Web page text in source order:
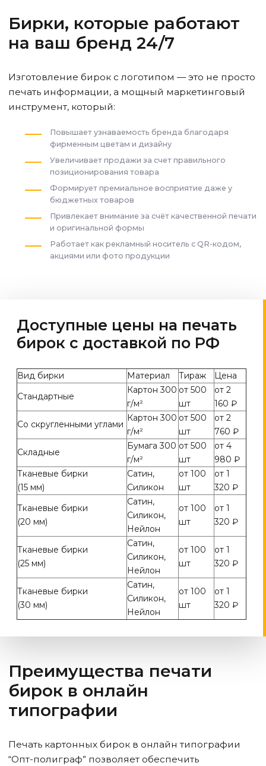
Бирки, которые работают
на ваш бренд 24/7
Изготовление бирок с логотипом — это не просто
печать информации, а мощный маркетинговый
инструмент, который:
Повышает узнаваемость бренда благодаря
фирменным цветам и дизайну
Увеличивает продажи за счет правильного
позиционирования товара
Формирует премиальное восприятие даже у
бюджетных товаров
Привлекает внимание за счёт качественной печати
и оригинальной формы
Работает как рекламный носитель с QR-кодом,
акциями или фото продукции
Доступные цены на печать
бирок с доставкой по РФ
Вид бирки Материал Тираж
Цена
Стандартные
Картон 300
г/м²
от 500
шт
от 2
160 ₽
Со скругленными углами
Картон 300
г/м²
от 500
шт
от 2
760 ₽
Складные
Бумага 300
г/м²
от 500
шт
от 4
980 ₽
Тканевые бирки
(15 мм)
Сатин,
Силикон
от 100
шт
от 1
320 ₽
Тканевые бирки
(20 мм)
Сатин,
Силикон,
Нейлон
от 100
шт
от 1
320 ₽
Тканевые бирки
(25 мм)
Сатин,
Силикон,
Нейлон
от 100
шт
от 1
320 ₽
Тканевые бирки
(30 мм)
Сатин,
Силикон,
Нейлон
от 100
шт
от 1
320 ₽
Преимущества печати
бирок в онлайн
типографии
Печать картонных бирок в онлайн типографии
“Опт-полиграф” позволяет обеспечить